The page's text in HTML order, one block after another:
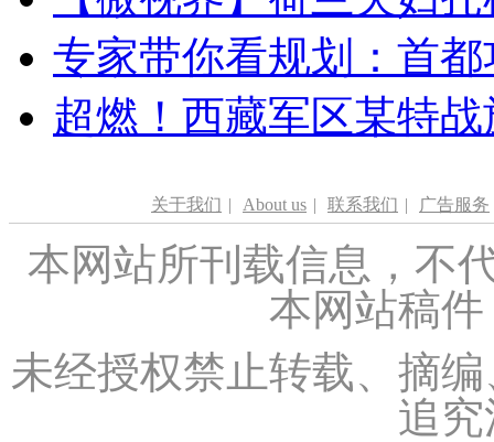
专家带你看规划：首
超燃！西藏军区某特
关于我们 | About us | 联系我们 | 广告服务
本网站所刊载信息，不
本网站稿
未经授权禁止转载、摘
追